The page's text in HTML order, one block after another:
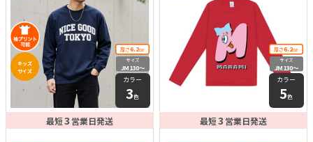
キッズ
サイズ
厚さ6.2oz
サイズ
JM130〜
XXL
カラー
3色
最短3 営業日発送
厚さ6.2oz
サイズ
JM130〜
XXL
カラー
5色
最短3 営業日発送